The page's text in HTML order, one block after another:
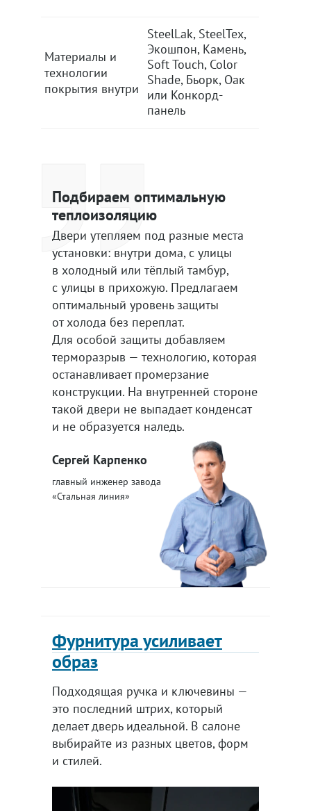
Материалы и
технологии
покрытия внутри
SteelLak, SteelTex,
Экошпон, Камень,
Soft Touch, Color
Shade, Бьорк, Оак
или Конкорд-
панель
Подбираем оптимальную
теплоизоляцию
Двери утепляем под разные места
установки: внутри дома, с улицы
в холодный или тёплый тамбур,
с улицы в прихожую. Предлагаем
оптимальный уровень защиты
от холода без переплат.
Для особой защиты добавляем
терморазрыв — технологию, которая
останавливает промерзание
конструкции. На внутренней стороне
такой двери не выпадает конденсат
и не образуется наледь.
Сергей Карпенко
главный инженер завода
«Стальная линия»
Фурнитура усиливает
образ
Подходящая ручка и ключевины —
это последний штрих, который
делает дверь идеальной. В салоне
выбирайте из разных цветов, форм
и стилей.